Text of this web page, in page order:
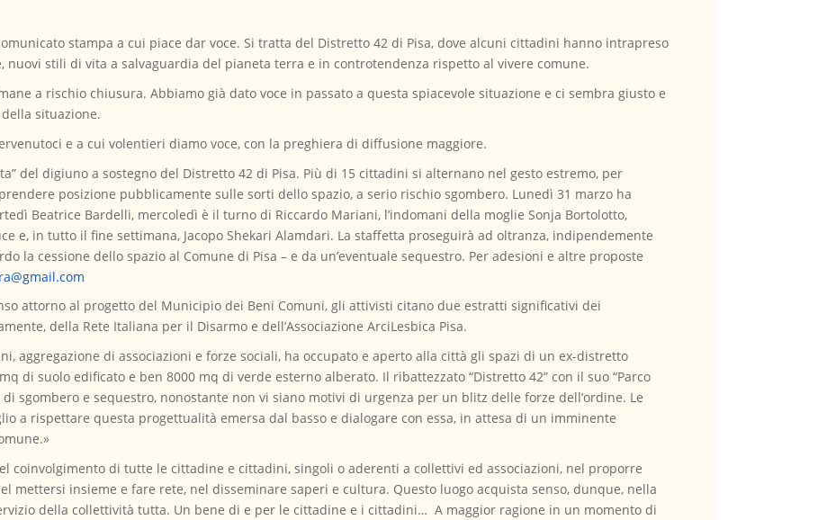
stampa a cui piace dar voce. Si tratta del Distretto 42 di Pisa, dove alcuni cittadini hanno intrapreso
nuovi stili di vita a salvaguardia del pianeta terra e in controtendenza rispetto al vivere comune.
a rischio chiusura. Abbiamo già dato voce in passato a questa spiacevole situazione e ci sembra giusto e
situazione.
e a cui volentieri diamo voce, con la preghiera di diffusione maggiore.
del digiuno a sostegno del Distretto 42 di Pisa. Più di 15 cittadini si alternano nel gesto estremo, per
posizione pubblicamente sulle sorti dello spazio, a serio rischio sgombero. Lunedì 31 marzo ha
Beatrice Bardelli, mercoledì è il turno di Riccardo Mariani, l’indomani della moglie Sonja Bortolotto,
e, in tutto il fine settimana, Jacopo Shekari Alamdari. La staffetta proseguirà ad oltranza, indipendemente
la cessione dello spazio al Comune di Pisa – e da un’eventuale sequestro. Per adesioni e altre proposte
attorno al progetto del Municipio dei Beni Comuni, gli attivisti citano due estratti significativi dei
della Rete Italiana per il Disarmo e dell’Associazione ArciLesbica Pisa.
aggregazione di associazioni e forze sociali, ha occupato e aperto alla città gli spazi di un ex-distretto
di suolo edificato e ben 8000 mq di verde esterno alberato. Il ribattezzato “Distretto 42” con il suo “Parco
sgombero e sequestro, nonostante non vi siano motivi di urgenza per un blitz delle forze dell’ordine. Le
a rispettare questa progettualità emersa dal basso e dialogare con essa, in attesa di un imminente
coinvolgimento di tutte le cittadine e cittadini, singoli o aderenti a collettivi ed associazioni, nel proporre
mettersi insieme e fare rete, nel disseminare saperi e cultura. Questo luogo acquista senso, dunque, nella
della collettività tutta. Un bene di e per le cittadine e i cittadini… A maggior ragione in un momento di